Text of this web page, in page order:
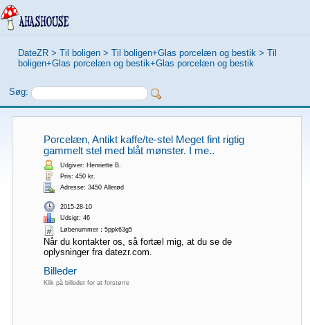
DateZR > Til boligen > Til boligen+Glas porcelæn og bestik > Til
boligen+Glas porcelæn og bestik+Glas porcelæn og bestik
Søg:
Porcelæn, Antikt kaffe/te-stel Meget fint rigtig
gammelt stel med blåt mønster. I me..
Udgiver: Henriette B.
Pris: 450 kr.
Adresse: 3450 Allerød
2015-28-10
Udsigt: 46
Løbenummer：5ppk63g5
Når du kontakter os, så fortæl mig, at du se de
oplysninger fra datezr.com.
Billeder
Klik på billedet for at forstørre